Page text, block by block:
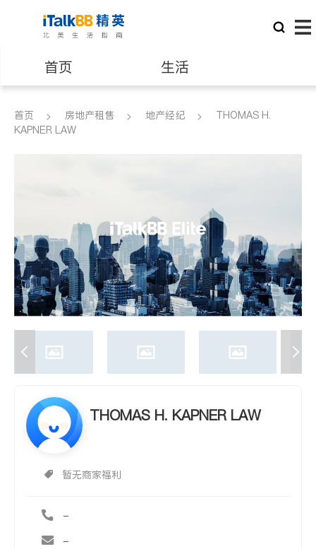
首页 生活
医生 律师
养老 非盈利组织
首页 房地产租售 地产经纪
THOMAS H.
KAPNER LAW
THOMAS H. KAPNER LAW
暂无商家福利
-
-